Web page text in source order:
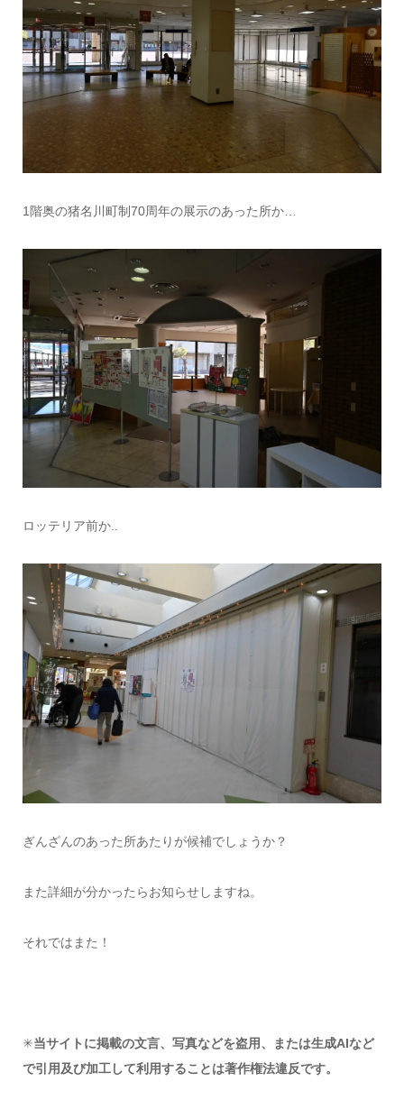
1階奥の猪名川町制70周年の展示のあった所か…
ロッテリア前か..
ぎんざんのあった所あたりが候補でしょうか？
また詳細が分かったらお知らせしますね。
それではまた！
✳︎当サイトに掲載の文言、写真などを盗用、または生成AIなど
で引用及び加工して利用することは著作権法違反です。